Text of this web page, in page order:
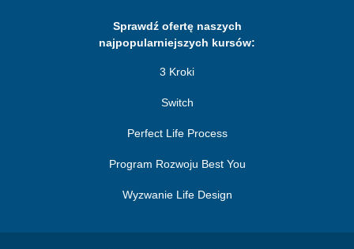
Sprawdź ofertę naszych
najpopularniejszych kursów:
3 Kroki
Switch
Perfect Life Process
Program Rozwoju Best You
Wyzwanie Life Design